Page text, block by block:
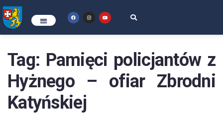
Tag: Pamięci policjantów z
Hyżnego – ofiar Zbrodni
Katyńskiej